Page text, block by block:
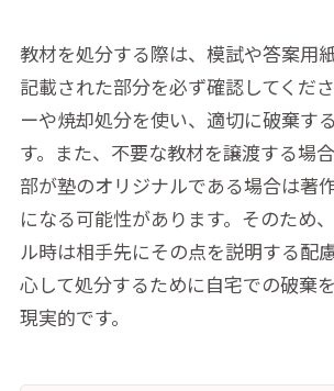
教材を処分する際は、模試や答案用
記載された部分を必ず確認してくだ
ーや焼却処分を使い、適切に破棄す
す。また、不要な教材を譲渡する場
部が塾のオリジナルである場合は著
になる可能性があります。そのため
ル時は相手先にその点を説明する配
心して処分するために自宅での破棄
現実的です。